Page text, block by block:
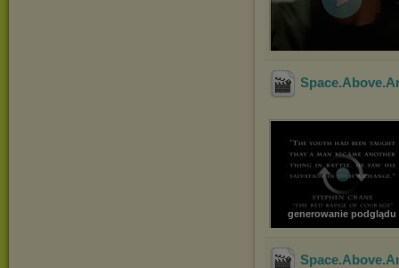
generowanie podglądu